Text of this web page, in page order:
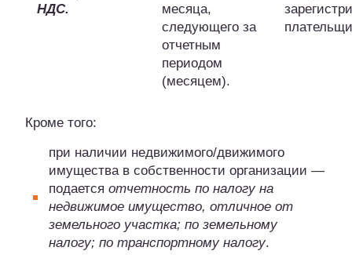
НДС.
месяца,
следующего за
отчетным
периодом
(месяцем).
Кроме того:
при наличии недвижимого/движимого
имущества в собственности организации —
подается отчетность по налогу на
недвижимое имущество, отличное от
земельного участка; по земельному
налогу; по транспортному налогу.